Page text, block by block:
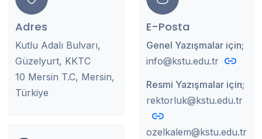
Adres
Kutlu Adalı Bulvarı,
Güzelyurt, KKTC
10 Mersin T.C, Mersin,
Türkiye
E-Posta
Genel Yazışmalar için;
info@kstu.edu.tr
Resmi Yazışmalar için;
rektorluk@kstu.edu.tr
ozelkalem@kstu.edu.tr